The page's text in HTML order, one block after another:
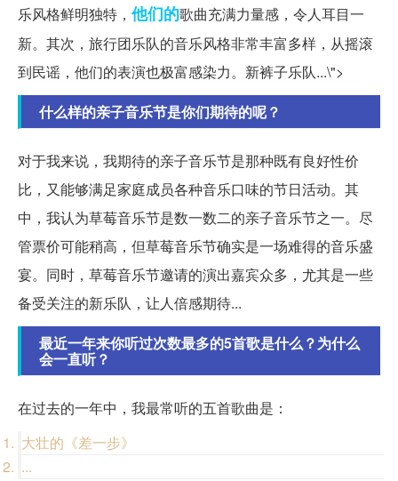
乐风格鲜明独特， 他们的歌曲充满力量感，令人耳目一
新。其次，旅行团乐队的音乐风格非常丰富多样，从摇滚
到民谣，他们的表演也极富感染力。新裤子乐队...\">
什么样的亲子音乐节是你们期待的呢？
对于我来说，我期待的亲子音乐节是那种既有良好性价
比，又能够满足家庭成员各种音乐口味的节日活动。其
中，我认为草莓音乐节是数一数二的亲子音乐节之一。尽
管票价可能稍高，但草莓音乐节确实是一场难得的音乐盛
宴。同时，草莓音乐节邀请的演出嘉宾众多，尤其是一些
备受关注的新乐队，让人倍感期待...
最近一年来你听过次数最多的5首歌是什么？为什么
会一直听？
在过去的一年中，我最常听的五首歌曲是：
大壮的《差一步》
...